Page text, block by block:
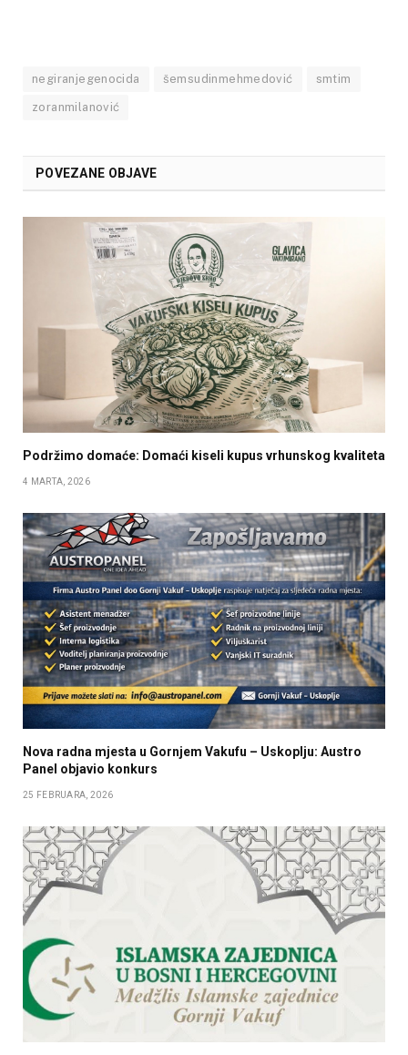
negiranjegenocida šemsudinmehmedović smtim
zoranmilanović
POVEZANE OBJAVE
Podržimo domaće: Domaći kiseli kupus vrhunskog kvaliteta
4 MARTA, 2026
Nova radna mjesta u Gornjem Vakufu – Uskoplju: Austro
Panel objavio konkurs
25 FEBRUARA, 2026